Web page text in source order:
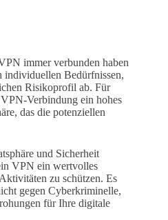
immer verbunden haben
individuellen Bedürfnissen,
Risikoprofil ab. Für
Verbindung ein hohes
das die potenziellen
und Sicherheit
VPN ein wertvolles
zu schützen. Es
gegen Cyberkriminelle,
für Ihre digitale